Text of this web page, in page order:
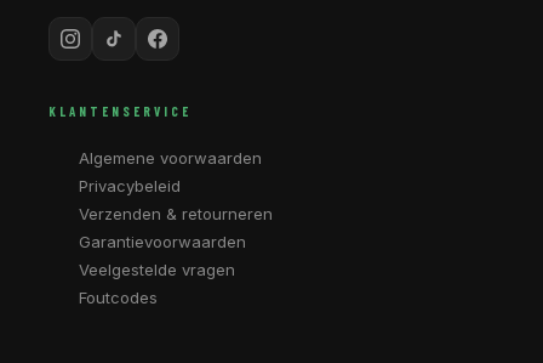
KLANTENSERVICE
Algemene voorwaarden
Privacybeleid
Verzenden & retourneren
Garantievoorwaarden
Veelgestelde vragen
Foutcodes